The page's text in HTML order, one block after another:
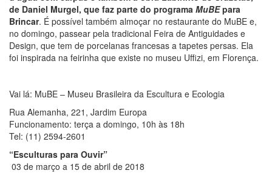
de Daniel Murgel, que faz parte do programa MuBEpara
Brincar. É possível também almoçar no restaurante do MuBE e,
no domingo, passear pela tradicional Feira de Antiguidades e
Design, que tem de porcelanas francesas a tapetes persas. Ela
foi inspirada na feirinha que existe no museu Uffizi, em Florença.
Vai lá: MuBE – Museu Brasileira da Escultura e Ecologia
Rua Alemanha, 221, Jardim Europa
Funcionamento: terça a domingo, 10h às 18h
Tel: (11) 2594-2601
“Esculturas para Ouvir”
03 de março a 15 de abril de 2018